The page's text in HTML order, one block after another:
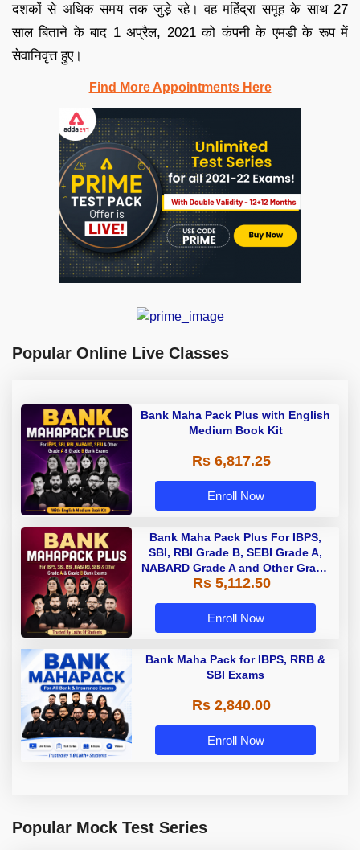
दशकों से अधिक समय तक जुड़े रहे। वह महिंद्रा समूह के साथ 27
साल बिताने के बाद 1 अप्रैल, 2021 को कंपनी के एमडी के रूप में
सेवानिवृत्त हुए।
Find More Appointments Here
Popular Online Live Classes
Bank Maha Pack Plus with English
Medium Book Kit
Rs 6,817.25
Enroll Now
Bank Maha Pack Plus For IBPS,
SBI, RBI Grade B, SEBI Grade A,
NABARD Grade A and Other Grade
A & Grade B Bank Exams
Rs 5,112.50
Enroll Now
Bank Maha Pack for IBPS, RRB &
SBI Exams
Rs 2,840.00
Enroll Now
Popular Mock Test Series